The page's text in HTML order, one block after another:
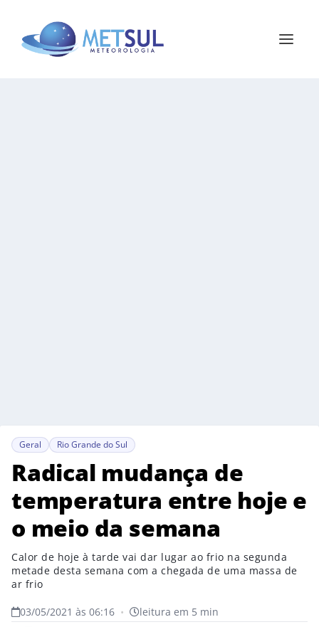
Geral Rio Grande do Sul
Radical mudança de
temperatura entre hoje e
o meio da semana
Calor de hoje à tarde vai dar lugar ao frio na segunda
metade desta semana com a chegada de uma massa de
ar frio
03/05/2021 às 06:16 • leitura em 5 min